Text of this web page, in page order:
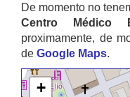
De momento no
Centro Médico
proximamente, de
de Google Maps.
+